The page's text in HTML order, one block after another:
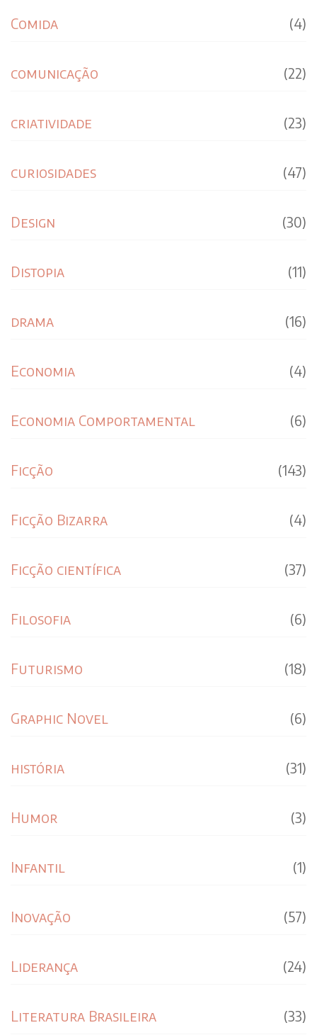
Comida (4)
comunicação (22)
criatividade (23)
curiosidades (47)
Design (30)
Distopia (11)
drama (16)
Economia (4)
Economia Comportamental (6)
Ficção (143)
Ficção Bizarra (4)
Ficção científica (37)
Filosofia (6)
Futurismo (18)
Graphic Novel (6)
história (31)
Humor (3)
Infantil (1)
Inovação (57)
Liderança (24)
Literatura Brasileira (33)